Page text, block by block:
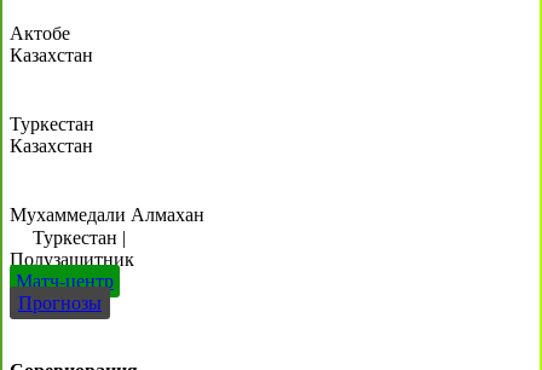
Актобе
Казахстан
Туркестан
Казахстан
Мухаммедали Алмахан
Туркестан |
Полузащитник
Матч-центр
Прогнозы